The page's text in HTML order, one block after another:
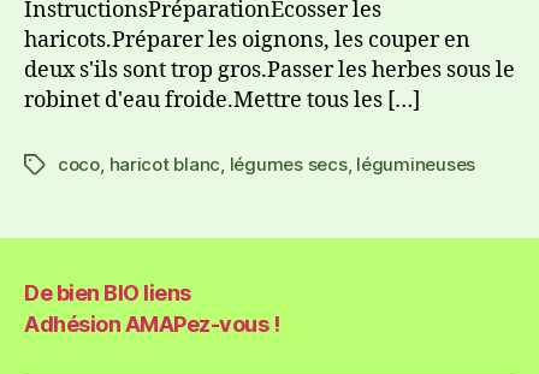
InstructionsPréparationÉcosser les
haricots.Préparer les oignons, les couper en
deux s'ils sont trop gros.Passer les herbes sous le
robinet d'eau froide.Mettre tous les […]
coco, haricot blanc, légumes secs, légumineuses
De bien BIO liens
Adhésion AMAPez-vous !